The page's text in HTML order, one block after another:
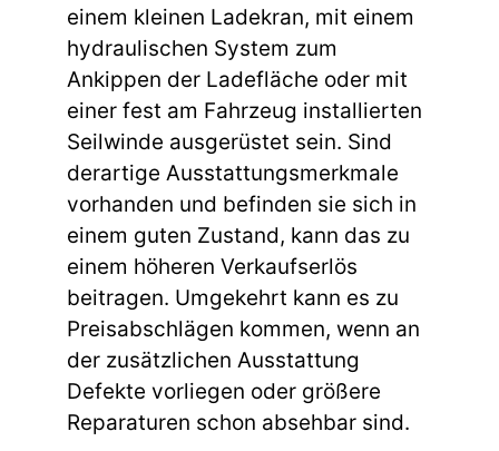
einem kleinen Ladekran, mit einem
hydraulischen System zum
Ankippen der Ladefläche oder mit
einer fest am Fahrzeug installierten
Seilwinde ausgerüstet sein. Sind
derartige Ausstattungsmerkmale
vorhanden und befinden sie sich in
einem guten Zustand, kann das zu
einem höheren Verkaufserlös
beitragen. Umgekehrt kann es zu
Preisabschlägen kommen, wenn an
der zusätzlichen Ausstattung
Defekte vorliegen oder größere
Reparaturen schon absehbar sind.